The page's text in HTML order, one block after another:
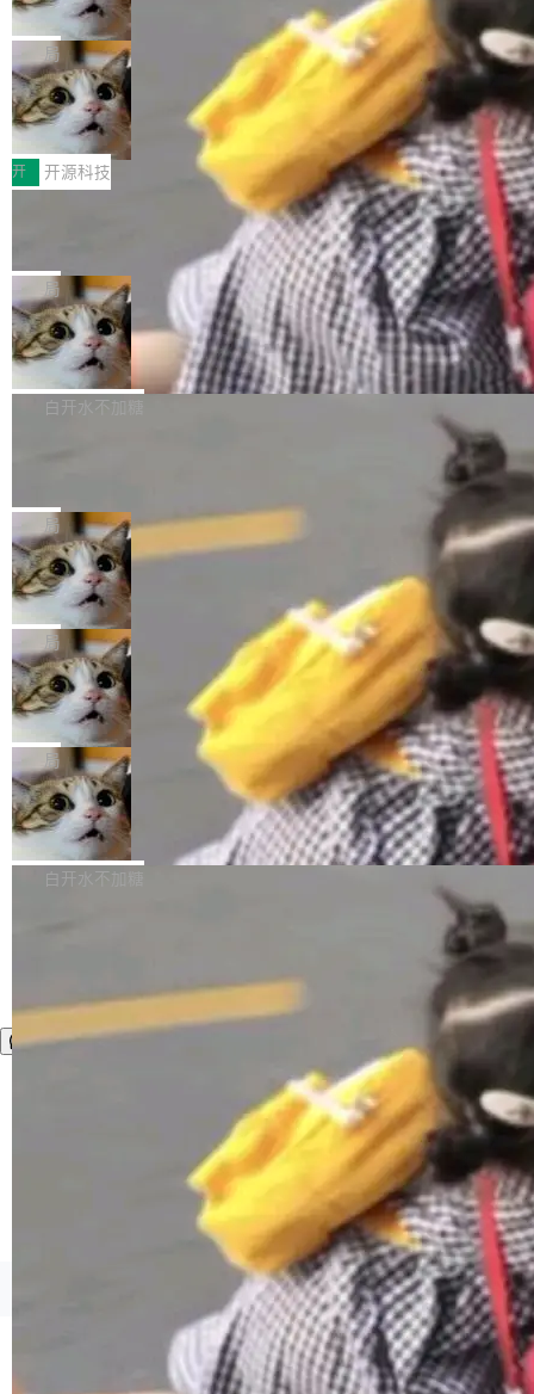
（<a href="https://bugzilla.mozilla.org/show_
bug.cgi?id=204...
orkers 跑了十年 Isolate。用 CEO Matthew Pri
nce 的话说：「我们一生都在用 Isolate 运行代
码，而 AI Agent 不需要容器，它们需要的是 Iso
late。」 容器为什么不合适 容器的问题在于启动
和销毁都太重了。一个 Agent 要执行的任务可能
只需要几毫秒的 CPU 时间，但容器从冷启动到
就绪要花数秒。如果未来有十...
诉讼，称“Apple is getting this wron
g”
上个月，苹果一纸诉状把 OpenAI 告上法庭，指
控其挖角苹果前员工并窃取商业秘密。苹果的诉
状把 OpenAI 描述成一个系统性地从前东家挖
人、套取机密信息的对手。 OpenAI 没发律师
函，也没选择庭外沉默。它在官网贴了一篇博
文，标题只有六个字：Apple is getting this wro
ng。 然后，它把邮件往来和 iMessage 聊天记
录全贴了出来。 他发错人了 苹果外部律师 Gabr
iel Gross 来自 Weil 律所，2 月 23 日下午 5:53
给 OpenAI 总法律顾问 Che Chang 发了封邮
件，附了一封长信，要求 OpenAI 配合调查前苹
果员工带走机密信...
局
HUAWEI MatePad Edge上架WorkBu
ddy鸿蒙PC版，说话就能干活的AI办公
搭子
全能AI工作台WorkBuddy鸿蒙PC版上架HUAWE
I MatePad Edge应用市场，直接下载即可使
用，与鸿蒙电脑上的体验一致。值得一提的是，
这是目前市面上唯一支持平板接入WorkBuddy P
C版的产品，搭载“人机双写”重磅功能——你写
你的，AI写AI的，同屏协作互不干扰。一句话让
AI帮你干活，现在开启全新体验！ 温馨提示：
体验WorkBuddy鸿蒙PC版前，请将 HUAWEI M
atePad Edge 升级至 HarmonyOS 6.1.0.135S
P9 patch03及以上版本。 *升级路径：设置 > 搜
开 开源科技
FFmpeg 9.0 发布：代号“Lei”，以此纪
全球知名开源多媒体框架 FFmpeg 今天正式发
布了 9.0 版本。这个版本除了带来新一代音视频
处理能力和硬件加速支持之外，还有一个特殊之
处：FFmpeg 9.0 的代号是“Lei”。 这个名字，
来自中国开发者雷霄骅（Lei Xiaohua）。 对于
很多中国音视频开发者而言，这个名字并不陌
“启蒙老师”。 而今年，恰好是雷霄骅离世十周
年。FFmpeg 社区最终选择用一个大版本的名
字，留下了这份纪念。 雷霄骅曾是中国传媒大学
数字电视技术方向的博士生，长期从事视频、音
频技...
局
亚马逊成本失控：AI 写代码烧掉 1215
万元，超预算 860%
外媒近日曝光了亚马逊的多份内部报告显示，AI
导致公司在多个项目上超支。《金融时报》报道
编写程序，目标是完成电商平台作者信息与商品
列表的数据匹配 —— 一项常规的数据处理任
务，最终却产生了 180 万美元的账单，实际支出
超出原定预算 860%。 更令人意外的是，该项目
最终并未成功落地，而高额算力消耗持续运行长
达 5 个月，公司直到财务对账时才察觉异常。这
意味着一个无人看管的 AI 程序，在近半年时间
里日夜不停地"烧钱"。 复盘显示，...
白开水不加糖
e CEO Clément Delangue 在 CNBC 的采访里
没有拐弯抹角。他说中国正在赢得 AI 竞赛，而
且按目前的速度，中国 AI 工具预计在今年底或
2027 年就能追上美国前沿实验室的水平。 Dela
ngue 把原因归结为一件事：开放协作。中国的
AI 开发者在一个共享和协作的生态里加速迭代，
而美国模型厂商在"闭门造车"。他的原话是 "buil
ding in silos"——各自为战，互不通气。 这个判
断从他嘴里说出来分量不同。Hugging Face 是
全球最大的开源 AI 平台，上面跑着上百万个模
型。谁在开源赛道上领先，...
局
当 AI agent 把源码变成了最好的扩展系
统，开发者工具必须开源
五年前，David Crawshaw 问过很多软件工程师
一个问题：你写过什么给自己用的程序？答案几
乎都是没有。工程师们整天用别人写的程序写程
序给别人用。偶尔有人自己写个博客系统、智能
家居控制、家庭实验室，都算稀奇事。 Crawsh
aw 是 Shelley 的作者，一个开源 AI coding age
nt。他最近在博客上写了一篇文章，核心论点很
简单：开发者工具必须开源。 理由不是传统的自
由软件情怀，而是一个跟 AI agent 直接相关的
技术判断。 两行 prompt 就能个性化任何软件 C
局
DeepSeek Harness 宣布内测邀请，全
网最大规模开源 Agent 路演现场诞生
一条内测招募帖，发出去的时候大概没人想到它
会变成一场开源 Agent 生态的路演。 8月1日，
DeepSeek Harness 团队负责人崔添翼（tiany
i）在 X 上发帖： 「如果你是 Agent Harness 相
关开源项目的开发者，希望参加 DeepSeek Har
ness 的内测，可以回复或私信联系我。请附上
Harness 负责把能力落到真实环境中——调用工
具、读写文件、管理上下文、处理错误、完成闭
环。崔添翼招人的标...
局
商汤 SenseNova U1.5-Lite-Preview
开源
商汤科技宣布面向社区开源轻量级统一多模态模
型的预览版本 SenseNova U1.5-Lite-Preview。
理解、推理、生成与编辑，还仅以 8B-MoT 的轻
量大小，将能力推进到4K、更精细的真实质感、
更复杂的视觉控制和可持续迭代编辑。 相比 U
1，U1.5-Lite-Preview 在以下方向上带来了显著
提升： 原生支持4K图像生成； 更精细的局部纹
理、细节与真实世界质感； 更准确的中英文文字
生成与复杂版式组织； 更稳定的图...
白开水不加糖
©OSCHINA(OSChina.NET) 京ICP备2025119063号